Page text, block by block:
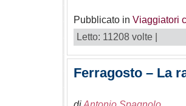
Pubblicato in Viaggiatori
Letto: 11208 volte |
Ferragosto – La